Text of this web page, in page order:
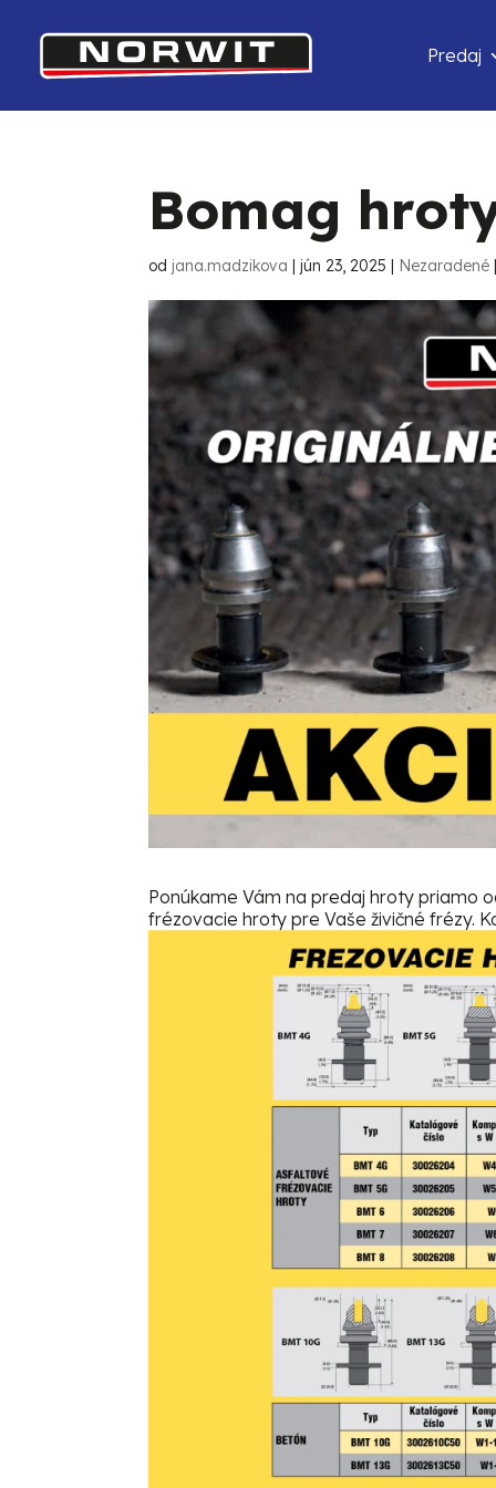
Predaj
Bomag
od jana.madzikova |jún 23, 2025 | Nezaradené
Ponúkame Vám na predaj hroty priamo
frézovacie hroty pre Vaše živičné frézy.